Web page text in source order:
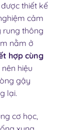
thiết kế
cảm
rung thông
nằm ở
hợp cùng
hiệu
gậy
lại.
cơ học,